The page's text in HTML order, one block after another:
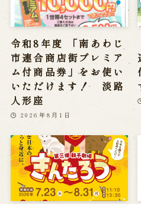
令和8年度 「南あわじ
市連合商店街プレミア
ム付商品券」をお使い
いただけます！ 淡路
人形座
2026年8月1日